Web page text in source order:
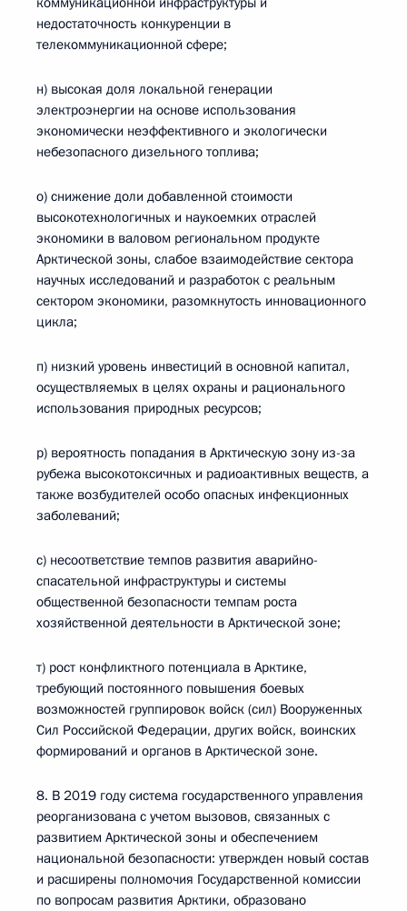
недостаточность конкуренции в
телекоммуникационной сфере;
н) высокая доля локальной генерации
электроэнергии на основе использования
экономически неэффективного и экологически
небезопасного дизельного топлива;
о) снижение доли добавленной стоимости
высокотехнологичных и наукоемких отраслей
экономики в валовом региональном продукте
Арктической зоны, слабое взаимодействие сектора
научных исследований и разработок с реальным
сектором экономики, разомкнутость инновационного
цикла;
п) низкий уровень инвестиций в основной капитал,
осуществляемых в целях охраны и рационального
использования природных ресурсов;
р) вероятность попадания в Арктическую зону из-за
рубежа высокотоксичных и радиоактивных веществ, а
также возбудителей особо опасных инфекционных
заболеваний;
с) несоответствие темпов развития аварийно-
спасательной инфраструктуры и системы
общественной безопасности темпам роста
хозяйственной деятельности в Арктической зоне;
т) рост конфликтного потенциала в Арктике,
требующий постоянного повышения боевых
возможностей группировок войск (сил) Вооруженных
Сил Российской Федерации, других войск, воинских
формирований и органов в Арктической зоне.
8. В 2019 году система государственного управления
реорганизована с учетом вызовов, связанных с
развитием Арктической зоны и обеспечением
национальной безопасности: утвержден новый состав
и расширены полномочия Государственной комиссии
по вопросам развития Арктики, образовано